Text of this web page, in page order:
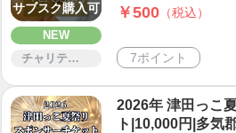
サブスク購入可
NEW
チャリティー
￥500 （税込）
7ポイント
2026年 津田っこ
ト|10,000円|多気